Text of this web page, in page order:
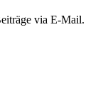
via E-Mail.